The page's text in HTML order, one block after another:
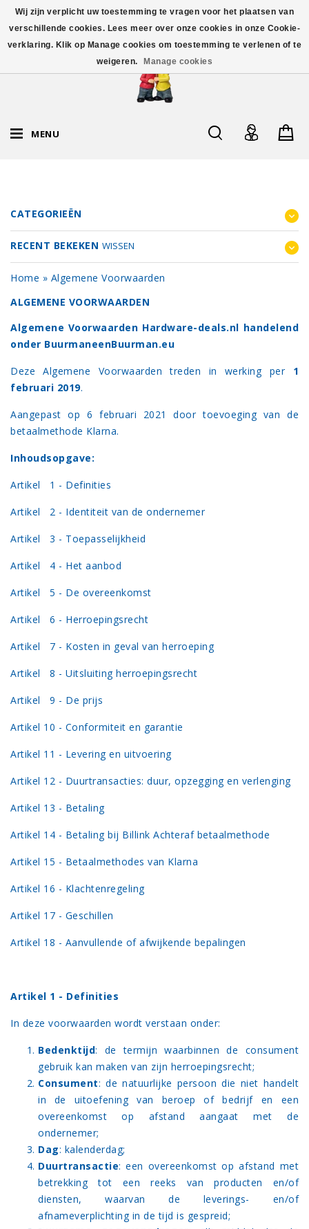
MENU
CATEGORIEËN
RECENT BEKEKEN WISSEN
Home » Algemene Voorwaarden
ALGEMENE VOORWAARDEN
Algemene Voorwaarden Hardware-deals.nl handelend
onder BuurmaneenBuurman.eu
Deze Algemene Voorwaarden treden in werking per 1
februari 2019.
Aangepast op 6 februari 2021 door toevoeging van de
betaalmethode Klarna.
Inhoudsopgave:
Artikel 1 - Definities
Artikel 2 - Identiteit van de ondernemer
Artikel 3 - Toepasselijkheid
Artikel 4 - Het aanbod
Artikel 5 - De overeenkomst
Artikel 6 - Herroepingsrecht
Artikel 7 - Kosten in geval van herroeping
Artikel 8 - Uitsluiting herroepingsrecht
Artikel 9 - De prijs
Artikel 10 - Conformiteit en garantie
Artikel 11 - Levering en uitvoering
Artikel 12 - Duurtransacties: duur, opzegging en verlenging
Artikel 13 - Betaling
Artikel 14 - Betaling bij Billink Achteraf betaalmethode
Artikel 15 - Betaalmethodes van Klarna
Artikel 16 - Klachtenregeling
Artikel 17 - Geschillen
Artikel 18 - Aanvullende of afwijkende bepalingen
Artikel 1 - Definities
In deze voorwaarden wordt verstaan onder:
Bedenktijd: de termijn waarbinnen de consument
gebruik kan maken van zijn herroepingsrecht;
Consument: de natuurlijke persoon die niet handelt
in de uitoefening van beroep of bedrijf en een
overeenkomst op afstand aangaat met de
ondernemer;
Dag: kalenderdag;
Duurtransactie: een overeenkomst op afstand met
betrekking tot een reeks van producten en/of
diensten, waarvan de leverings- en/of
afnameverplichting in de tijd is gespreid;
Wij zijn verplicht uw toestemming te vragen voor het plaatsen van
verschillende cookies. Lees meer over onze cookies in onze Cookie-
verklaring. Klik op Manage cookies om toestemming te verlenen of te
weigeren.
Manage cookies